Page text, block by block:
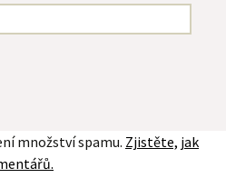
množství spamu. Zjistěte, jak